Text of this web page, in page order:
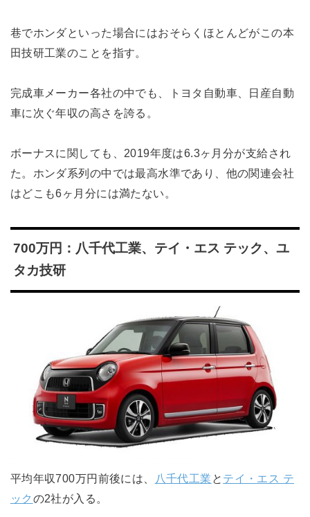
巷でホンダといった場合にはおそらくほとんどがこの本
田技研工業のことを指す。
完成車メーカー各社の中でも、トヨタ自動車、日産自動
車に次ぐ年収の高さを誇る。
ボーナスに関しても、2019年度は6.3ヶ月分が支給され
た。ホンダ系列の中では最高水準であり、他の関連会社
はどこも6ヶ月分には満たない。
700万円：八千代工業、テイ・エス テック、ユ
タカ技研
平均年収700万円前後には、 八千代工業 と テイ・エス テ
ック の2社が入る。